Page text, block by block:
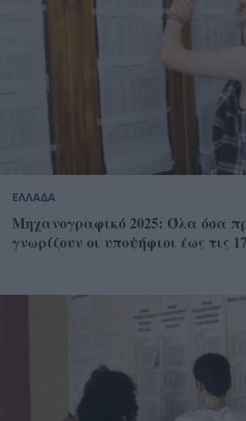
ΕΛΛΑΔΑ
Μηχανογραφικό 2025: Όλα όσα
γνωρίζουν οι υποψήφιοι έως τις